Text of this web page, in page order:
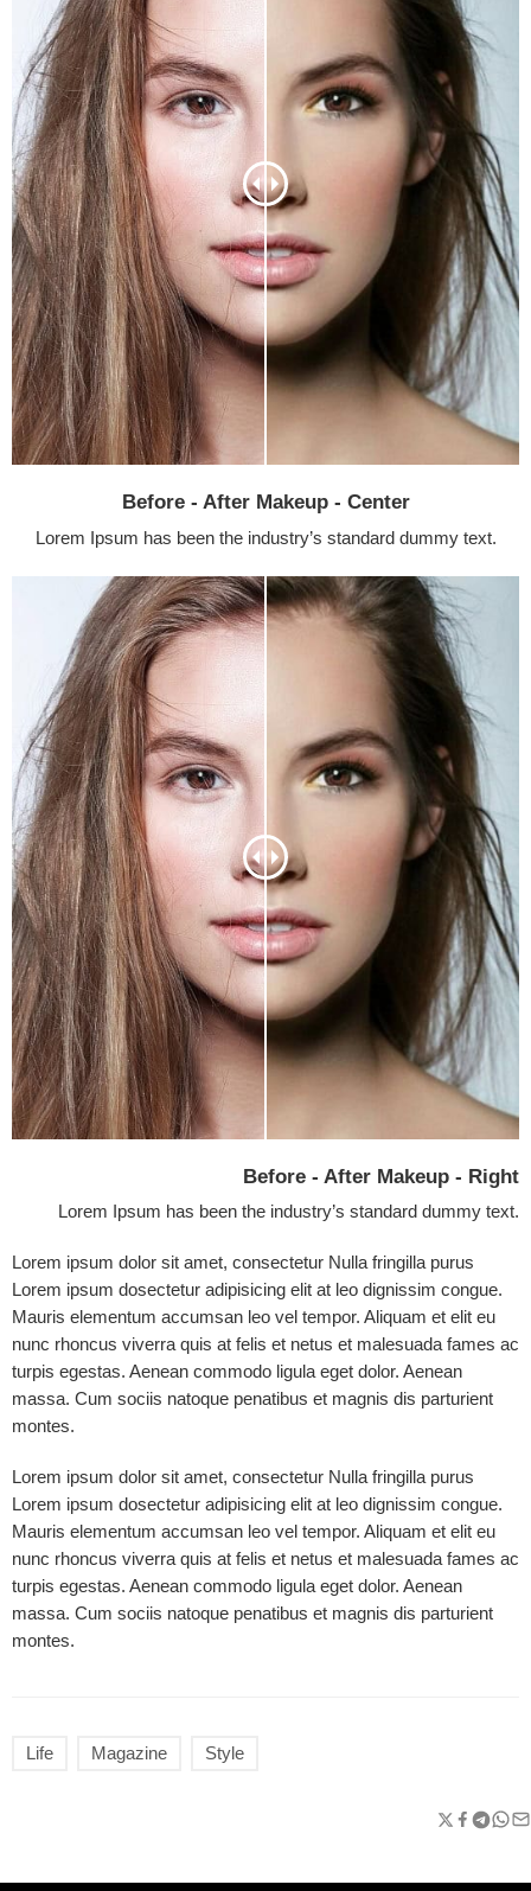
Before - After Makeup - Center
Lorem Ipsum has been the industry’s standard dummy text.
Before - After Makeup - Right
Lorem Ipsum has been the industry’s standard dummy text.
Lorem ipsum dolor sit amet, consectetur Nulla fringilla purus
Lorem ipsum dosectetur adipisicing elit at leo dignissim congue.
Mauris elementum accumsan leo vel tempor. Aliquam et elit eu
nunc rhoncus viverra quis at felis et netus et malesuada fames ac
turpis egestas. Aenean commodo ligula eget dolor. Aenean
massa. Cum sociis natoque penatibus et magnis dis parturient
montes.
Lorem ipsum dolor sit amet, consectetur Nulla fringilla purus
Lorem ipsum dosectetur adipisicing elit at leo dignissim congue.
Mauris elementum accumsan leo vel tempor. Aliquam et elit eu
nunc rhoncus viverra quis at felis et netus et malesuada fames ac
turpis egestas. Aenean commodo ligula eget dolor. Aenean
massa. Cum sociis natoque penatibus et magnis dis parturient
montes.
Life Magazine Style